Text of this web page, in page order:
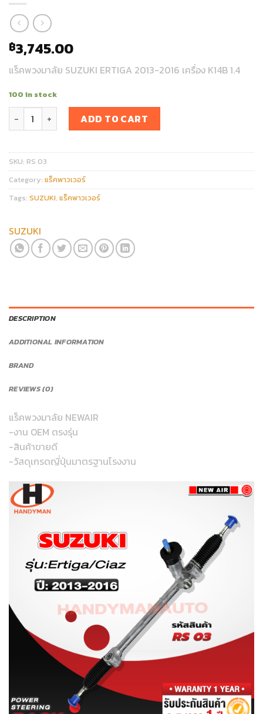
฿3,745.00
แร็คพวงมาลัย SUZUKI ERTIGA 2013-2016 เครื่อง K14B 1.4
100 in stock
แร็คพวงมาลัย SUZUKI ERTIGA 2013-2016 เครื่อง K14B 1.4
ADD TO CART
SKU: RS 03
Category: แร็คพาวเวอร์
Tags: SUZUKI, แร็คพาวเวอร์
SUZUKI
DESCRIPTION
ADDITIONAL INFORMATION
BRAND
REVIEWS (0)
แร็คพวงมาลัย NEWAIR
-งาน OEM ตรงรุ่น
-สินค้าขายดี
-วัสดุเกรดญี่ปุ่นมาตรฐานโรงงาน